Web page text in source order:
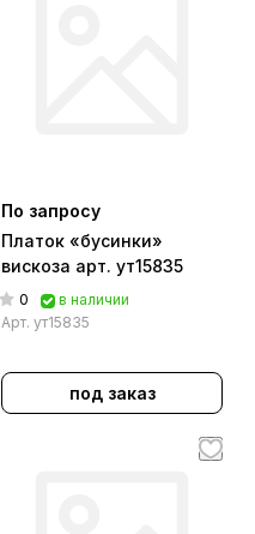
По запросу
Платок «бусинки»
вискоза арт. ут15835
0
в наличии
Арт. ут15835
под заказ